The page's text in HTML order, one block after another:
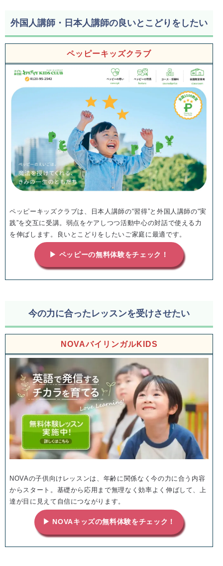
外国人講師・日本人講師の良いとこどりをしたい
ペッピーキッズクラブ
ペッピーキッズクラブは、日本人講師の“習得”と外国人講師の“実
践”を交互に受講。弱点をケアしつつ活動中心の対話で使える力
を伸ばします。良いとこどりをしたいご家庭に最適です。
▶ ペッピーの無料体験をチェック！
今の力に合ったレッスンを受けさせたい
NOVAバイリンガルKIDS
NOVAの子供向けレッスンは、年齢に関係なく今の力に合う内容
からスタート。基礎から応用まで無理なく効率よく伸ばして、上
達が目に見えて自信につながります。
▶ NOVAキッズの無料体験をチェック！